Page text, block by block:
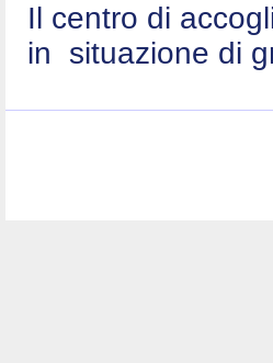
Il centro di
in situazione di